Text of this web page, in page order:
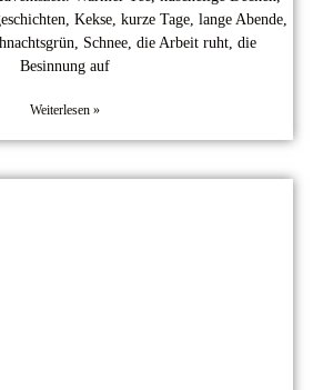
Kekse, kurze Tage, lange Abende,
Schnee, die Arbeit ruht, die
Besinnung auf
Weiterlesen »